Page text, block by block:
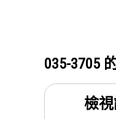
035-3705
檢